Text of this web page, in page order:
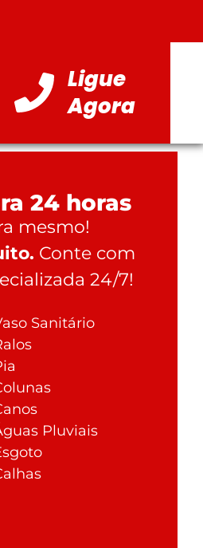
Ligue
Agora
24 horas
mesmo!
Conte com
24/7!
Sanitário
Pluviais